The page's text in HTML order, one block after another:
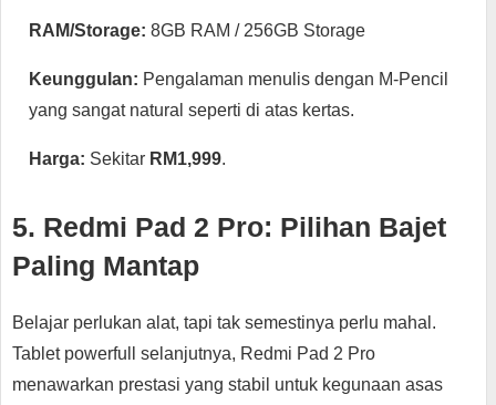
RAM/Storage: 8GB RAM / 256GB Storage
Keunggulan: Pengalaman menulis dengan M-Pencil
yang sangat natural seperti di atas kertas.
Harga: Sekitar RM1,999.
5. Redmi Pad 2 Pro: Pilihan Bajet
Paling Mantap
Belajar perlukan alat, tapi tak semestinya perlu mahal.
Tablet powerfull selanjutnya, Redmi Pad 2 Pro
menawarkan prestasi yang stabil untuk kegunaan asas